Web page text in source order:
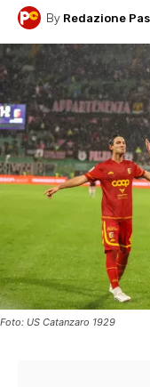
By Redazione
Foto: US Catanzaro 1929